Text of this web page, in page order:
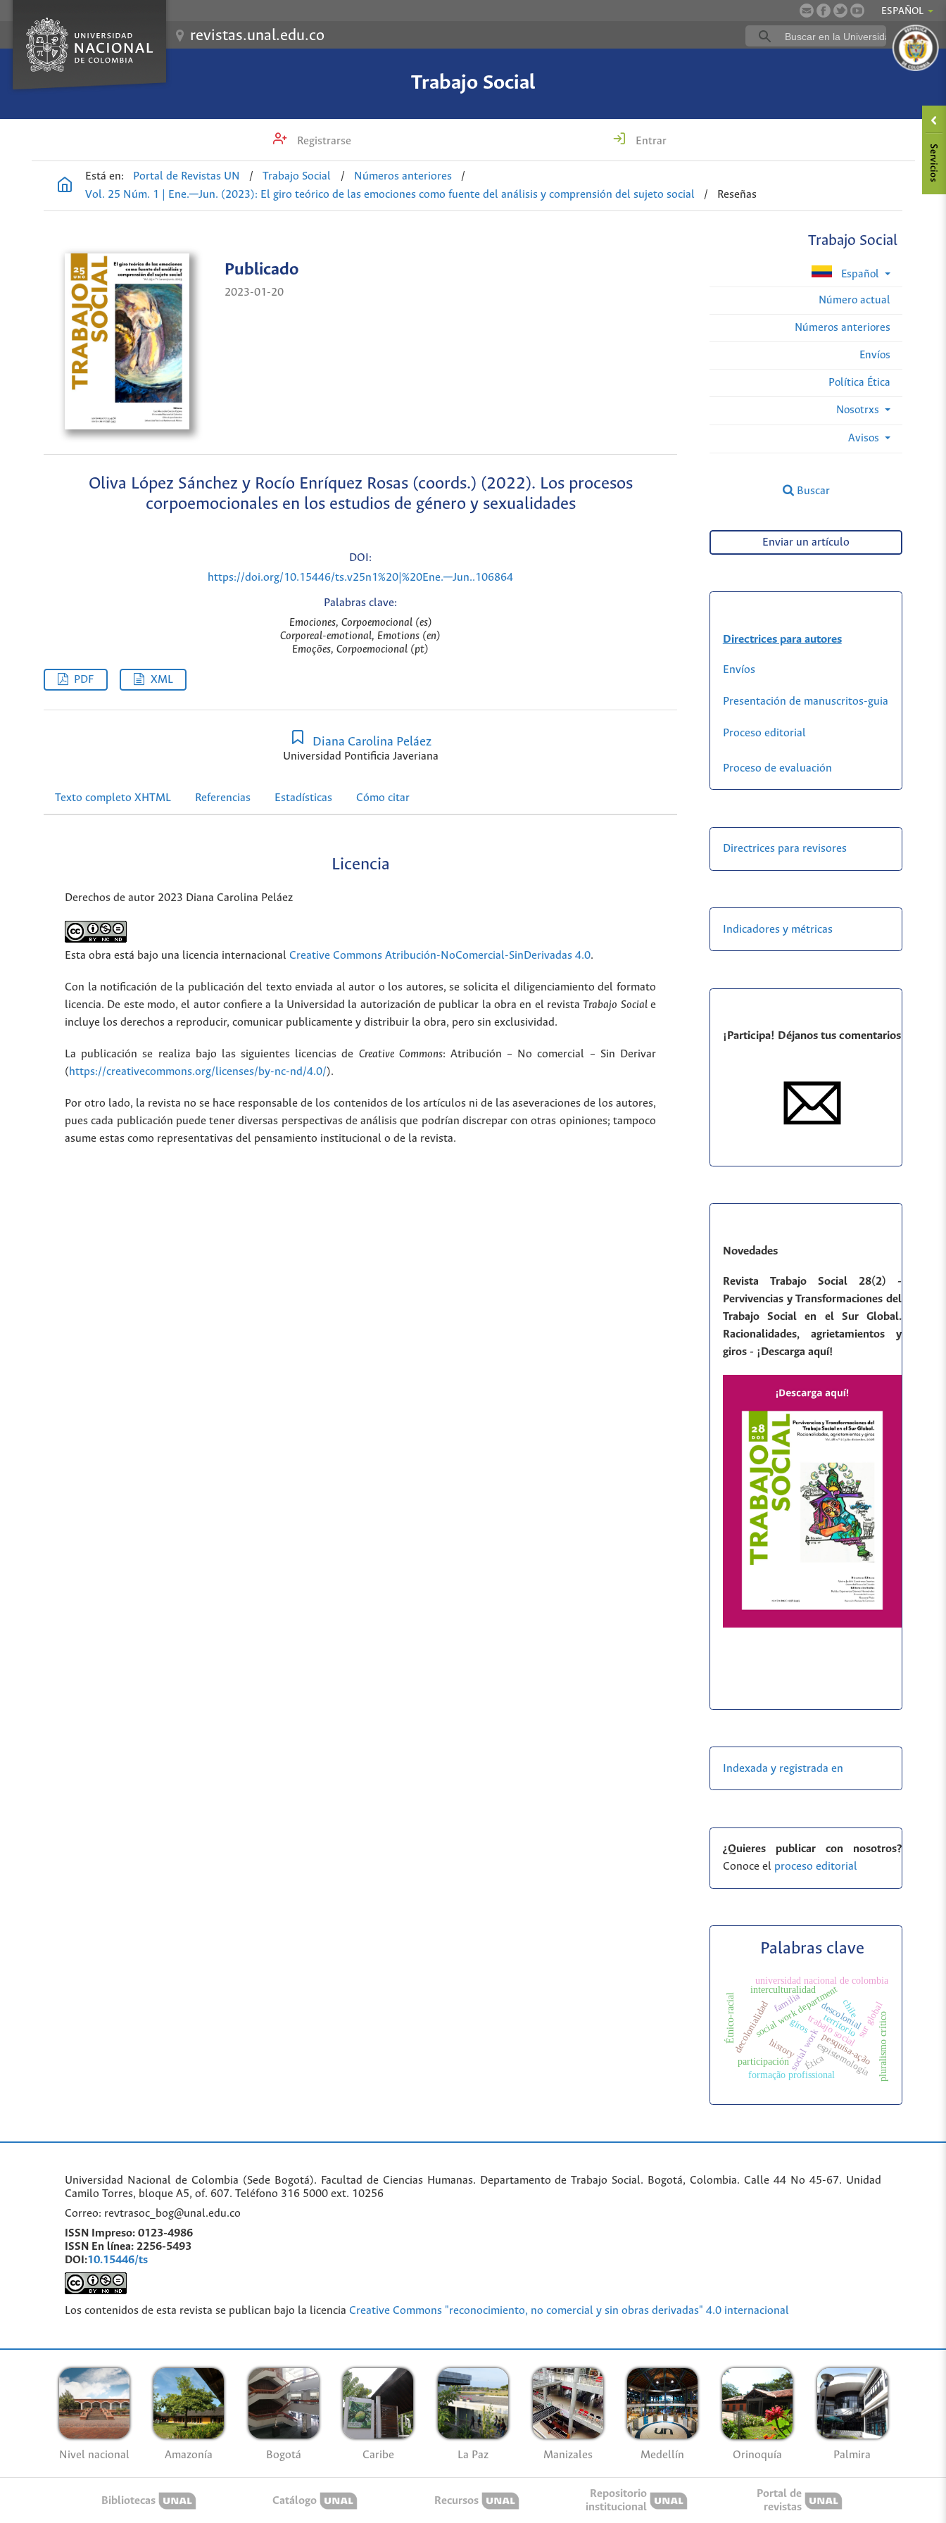
ESPAÑOL
revistas.unal.edu.co
Trabajo Social
Registrarse Entrar
Está en: Portal de Revistas UN / Trabajo Social / Números anteriores
/
Vol. 25 Núm. 1 | Ene.─Jun. (2023): El giro teórico de las emociones como fuente del análisis y comprensión del sujeto social
/ Reseñas
Trabajo Social
Español
Número actual
Números anteriores
Envíos
Política Ética
Nosotrxs
Avisos
Buscar
Publicado
2023-01-20
Oliva López Sánchez y Rocío Enríquez Rosas (coords.) (2022). Los procesos
corpoemocionales en los estudios de género y sexualidades
DOI:
https://doi.org/10.15446/ts.v25n1%20|%20Ene.─Jun..106864
Palabras clave:
Emociones, Corpoemocional (es)
Corporeal-emotional, Emotions (en)
Emoções, Corpoemocional (pt)
PDF XML
Diana Carolina Peláez
Universidad Pontificia Javeriana
Texto completo XHTML Referencias Estadísticas Cómo citar
Licencia
Derechos de autor 2023 Diana Carolina Peláez
Esta obra está bajo una licencia internacional Creative Commons Atribución-NoComercial-SinDerivadas 4.0.
Con la notificación de la publicación del texto enviada al autor o los autores, se solicita el diligenciamiento del formato
licencia. De este modo, el autor confiere a la Universidad la autorización de publicar la obra en el revistaTrabajo Sociale
incluye los derechos a reproducir, comunicar publicamente y distribuir la obra, pero sin exclusividad.
La publicación se realiza bajo las siguientes licencias de Creative Commons: Atribución – No comercial – Sin Derivar
(https://creativecommons.org/licenses/by-nc-nd/4.0/).
Por otro lado, la revista no se hace responsable de los contenidos de los artículos ni de las aseveraciones de los autores,
pues cada publicación puede tener diversas perspectivas de análisis que podrían discrepar con otras opiniones; tampoco
asume estas como representativas del pensamiento institucional o de la revista.
Enviar un artículo
Directrices para autores
Envíos
Presentación de manuscritos-guia
Proceso editorial
Proceso de evaluación
Directrices para revisores
Indicadores y métricas
¡Participa! Déjanos tus comentarios
Novedades
Revista Trabajo Social 28(2) -
Pervivencias y Transformaciones del
Trabajo Social en el Sur Global.
Racionalidades, agrietamientos y
giros - ¡Descarga aquí!
Indexada y registrada en
¿Quieres publicar con nosotros?
Conoce el proceso editorial
Palabras clave
social work
history
social work department
universidad nacional de colombia
trabajo social
descolonialsur global
interculturalidad
decolonialidad giros
chile
formação profissional
pesquisa-ação
Étnico-racial pluralismo crítico
espistemología
Ética
familia
territorio
participación
Universidad Nacional de Colombia (Sede Bogotá). Facultad de Ciencias Humanas. Departamento de Trabajo Social. Bogotá, Colombia. Calle 44 No 45-67. Unidad
Camilo Torres, bloque A5, of. 607. Teléfono 316 5000 ext. 10256
Correo: revtrasoc_bog@unal.edu.co
ISSN Impreso: 0123-4986
ISSN En línea: 2256-5493
DOI:10.15446/ts
Los contenidos de esta revista se publican bajo la licencia Creative Commons "reconocimiento, no comercial y sin obras derivadas" 4.0 internacional
Nivel nacional Amazonía Bogotá Caribe La Paz Manizales Medellín Orinoquía Palmira
Bibliotecas Catálogo Recursos
Repositorio
institucional
Portal de
revistas